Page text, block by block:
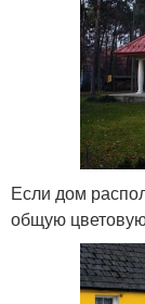
Если дом
общую